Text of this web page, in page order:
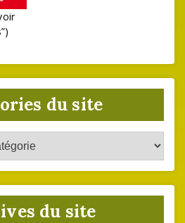
du site
du site